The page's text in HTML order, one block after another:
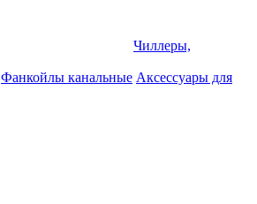
Чиллеры,
Фанкойлы канальные Аксессуары для